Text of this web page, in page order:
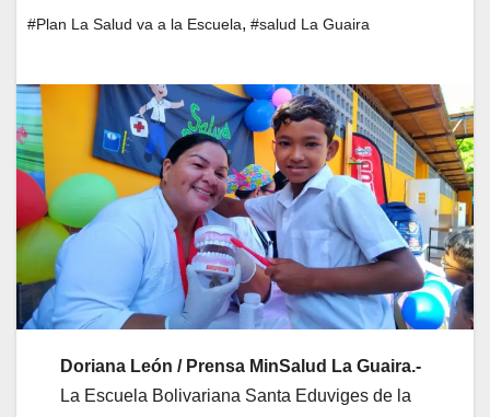
#Plan La Salud va a la Escuela, #salud La Guaira
Doriana León / Prensa MinSalud La Guaira.-
La Escuela Bolivariana Santa Eduviges de la